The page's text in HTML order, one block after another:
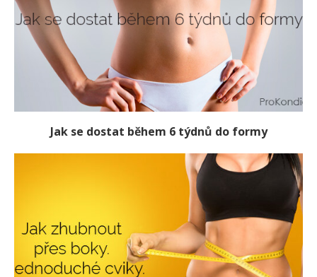
Jak se dostat během 6 týdnů do formy